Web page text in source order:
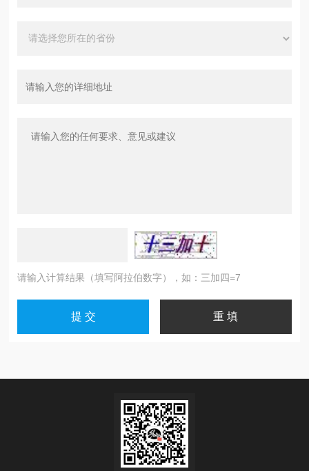
请输入计算结果（填写阿拉伯数字），如：三加四=7